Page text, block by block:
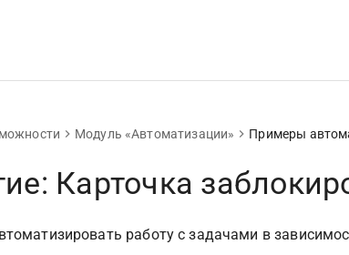
Модуль «Автоматизации» Примеры
Карточка
работу с задачами в